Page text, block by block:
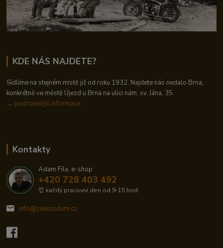
KDE NÁS NAJDETE?
Sídlíme na stejném místě již od roku 1932. Najdete nás nedalo Brna,
konkrétně ve městě Újezd u Brna na ulici nám. sv. Jána, 35.
→ podrobnější informace
Kontakty
Adam Fila, e-shop
+420 728 403 492
⏰ každý pracovní den od 9-15 hod.
info@zelezodum.cz